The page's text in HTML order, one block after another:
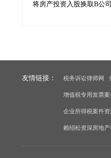
将房产投资入股换取B公
友情链接： 税务诉讼律师网
增值税专用发票
企业所得税案件
赖绍松资深房地产